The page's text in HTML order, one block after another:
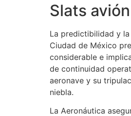
Slats avión
La predictibilidad y
Ciudad de México
considerable e
de continuidad
aeronave y su
niebla.
La Aeronáutica